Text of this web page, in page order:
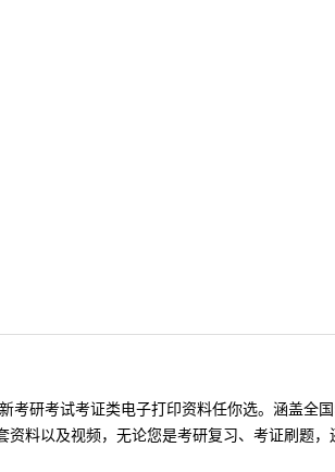
考研考试考证类电子打印资料任你选。涵盖
资料以及视频，无论您是考研复习、考证刷题